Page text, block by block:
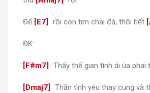
Để [E7 rồi con tim chai đá, thôi hết [
ĐK:
[F#m7 Thấy thế gian tình ái úa phai
[Dmaj7 Thần tình yêu thay cung và